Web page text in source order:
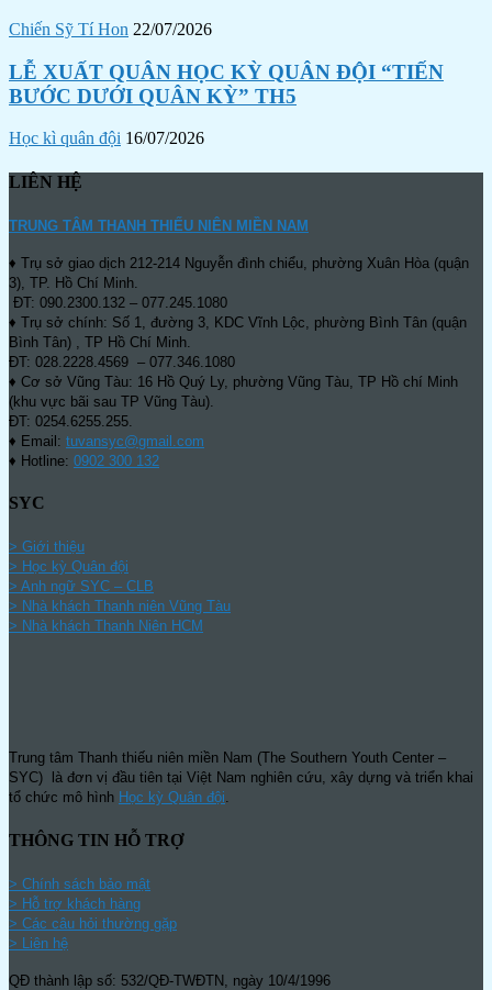
Chiến Sỹ Tí Hon 22/07/2026
LỄ XUẤT QUÂN HỌC KỲ QUÂN ĐỘI “TIẾN
BƯỚC DƯỚI QUÂN KỲ” TH5
Học kì quân đội 16/07/2026
LIÊN HỆ
TRUNG TÂM THANH THIẾU NIÊN MIỀN NAM
♦ Trụ sở giao dịch 212-214 Nguyễn đình chiểu, phường Xuân Hòa (quận
3), TP. Hồ Chí Minh.
ĐT: 090.2300.132 – 077.245.1080
♦ Trụ sở chính: Số 1, đường 3, KDC Vĩnh Lộc, phường Bình Tân (quận
Bình Tân) , TP Hồ Chí Minh.
ĐT: 028.2228.4569 – 077.346.1080
♦ Cơ sở Vũng Tàu: 16 Hồ Quý Ly, phường Vũng Tàu, TP Hồ chí Minh
(khu vực bãi sau TP Vũng Tàu).
ĐT: 0254.6255.255.
♦ Email: tuvansyc@gmail.com
♦ Hotline: 0902 300 132
SYC
> Giới thiệu
> Học kỳ Quân đội
> Anh ngữ SYC – CLB
> Nhà khách Thanh niên Vũng Tàu
> Nhà khách Thanh Niên HCM
Trung tâm Thanh thiếu niên miền Nam (The Southern Youth Center –
SYC) là đơn vị đầu tiên tại Việt Nam nghiên cứu, xây dựng và triển khai
tổ chức mô hình Học kỳ Quân đội.
THÔNG TIN HỖ TRỢ
> Chính sách bảo mật
> Hỗ trợ khách hàng
> Các câu hỏi thường gặp
> Liên hệ
QĐ thành lập số: 532/QĐ-TWĐTN, ngày 10/4/1996